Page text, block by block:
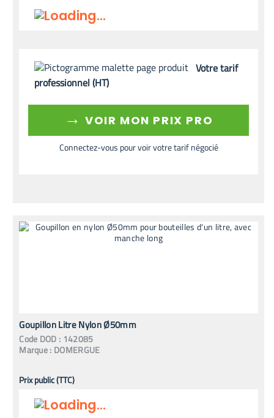
Votre tarif
professionnel (HT)
→ VOIR MON PRIX PRO
Connectez-vous pour voir votre tarif négocié
Goupillon Litre Nylon Ø50mm
Code DOD : 142085
Marque : DOMERGUE
Prix public (TTC)